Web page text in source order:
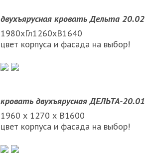
двухъярусная кровать Дельта 20.02
1980хГл1260хВ1640
цвет корпуса и фасада на выбор!
кровать двухъярусная ДЕЛЬТА-20.01
1960 х 1270 х В1600
цвет корпуса и фасада на выбор!